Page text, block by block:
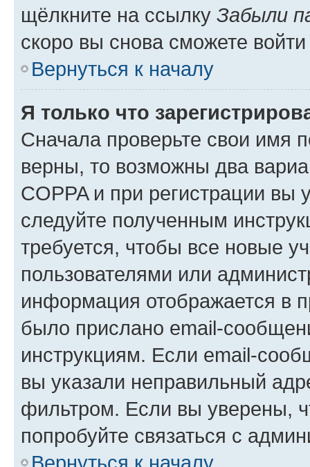
щёлкните на ссылку Забыли
скоро вы снова сможете
Вернуться к началу
Я только что
Сначала проверьте свои имя
верны, то возможны два
COPPA и при регистрации вы
следуйте полученным
требуется, чтобы все новые
пользователями или
информация отображается в
было прислано email-
инструкциям. Если email-
вы указали неправильный
фильтром. Если вы уверены,
попробуйте связаться с
Вернуться к началу